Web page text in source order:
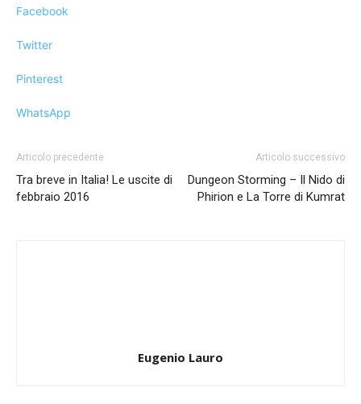
Facebook
Twitter
Pinterest
WhatsApp
Articolo precedente
Tra breve in Italia! Le uscite di
febbraio 2016
Articolo successivo
Dungeon Storming – Il Nido di
Phirion e La Torre di Kumrat
Eugenio Lauro